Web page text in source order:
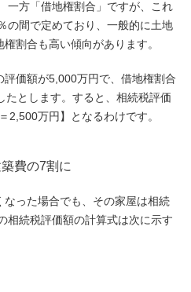
一方「借地権割合」ですが、これ
の間で定めており、一般的に土地
割合も高い傾向があります。
価額が5,000万円で、借地権割合
たとします。すると、相続税評価
2,500万円】となるわけです。
費の7割に
った場合でも、その家屋は相続
相続税評価額の計算式は次に示す